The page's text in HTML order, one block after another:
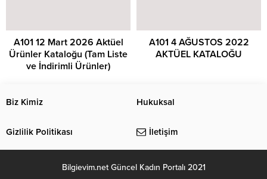
A101 12 Mart 2026 Aktüel
Ürünler Kataloğu (Tam Liste
ve İndirimli Ürünler)
A101 4 AĞUSTOS 2022
AKTÜEL KATALOĞU
Biz Kimiz Hukuksal
Gizlilik Politikası İletişim
Bilgievim.net Güncel Kadın Portalı 2021